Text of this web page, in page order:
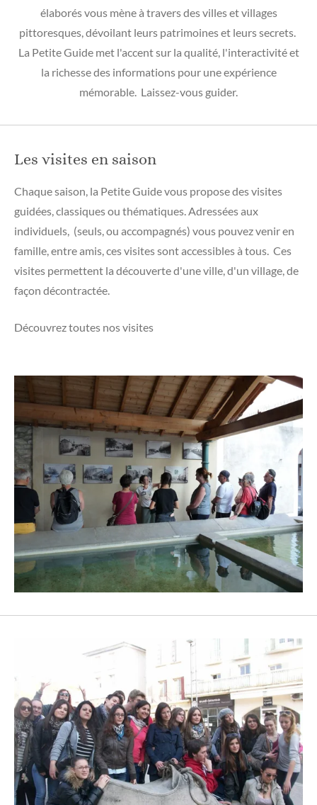
élaborés vous mène à travers des villes et villages
pittoresques, dévoilant leurs patrimoines et leurs secrets.
La Petite Guide met l'accent sur la qualité, l'interactivité et
la richesse des informations pour une expérience
mémorable. Laissez-vous guider.
Les visites en saison
Chaque saison, la Petite Guide vous propose des visites
guidées, classiques ou thématiques. Adressées aux
individuels, (seuls, ou accompagnés) vous pouvez venir en
famille, entre amis, ces visites sont accessibles à tous. Ces
visites permettent la découverte d'une ville, d'un village, de
façon décontractée.
Découvrez toutes nos visites